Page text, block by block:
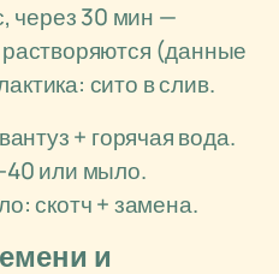
через 30 мин —
(данные
сито в слив.
+ горячая вода.
40 или мыло.
скотч + замена.
и